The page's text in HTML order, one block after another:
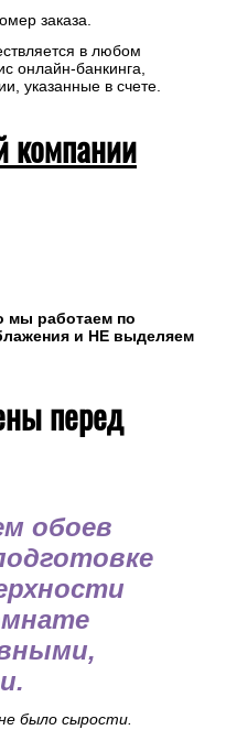
заказа.
в любом
онлайн-банкинга,
указанные в счете.
компании
мы работаем по
и НЕ выделяем
перед
обоев
было сырости.